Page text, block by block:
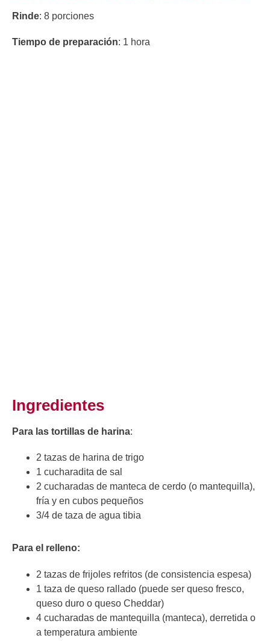
Rinde: 8 porciones
Tiempo de preparación: 1 hora
Ingredientes
Para las tortillas de harina:
2 tazas de harina de trigo
1 cucharadita de sal
2 cucharadas de manteca de cerdo (o mantequilla),
fría y en cubos pequeños
3/4 de taza de agua tibia
Para el relleno:
2 tazas de frijoles refritos (de consistencia espesa)
1 taza de queso rallado (puede ser queso fresco,
queso duro o queso Cheddar)
4 cucharadas de mantequilla (manteca), derretida o
a temperatura ambiente